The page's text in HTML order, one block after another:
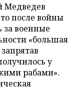
Медведев
после войны
за военные
«большая
у
рабами».